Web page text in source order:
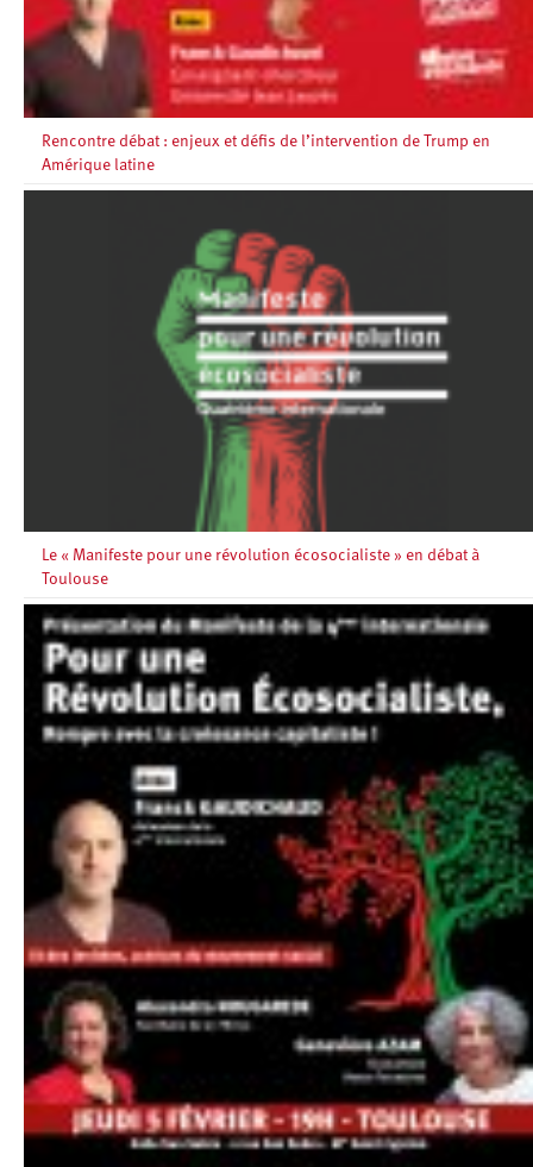
Rencontre débat : enjeux et défis de l’intervention de Trump en
Amérique latine
Le « Manifeste pour une révolution écosocialiste » en débat à
Toulouse